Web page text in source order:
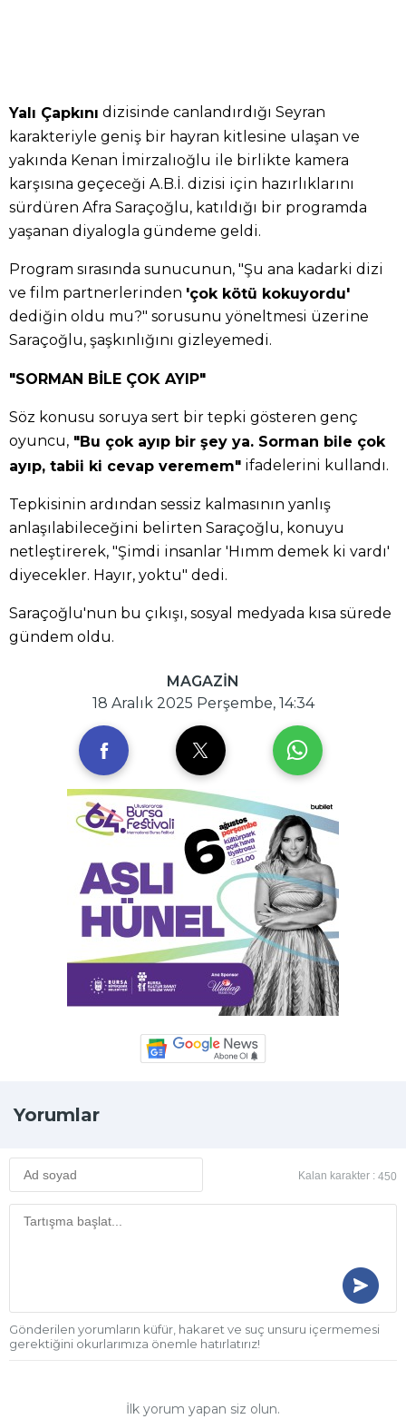
Yalı Çapkını dizisinde canlandırdığı Seyran
karakteriyle geniş bir hayran kitlesine ulaşan ve
yakında Kenan İmirzalıoğlu ile birlikte kamera
karşısına geçeceği A.B.İ. dizisi için hazırlıklarını
sürdüren Afra Saraçoğlu, katıldığı bir programda
yaşanan diyalogla gündeme geldi.
Program sırasında sunucunun, "Şu ana kadarki dizi
ve film partnerlerinden 'çok kötü kokuyordu'
dediğin oldu mu?" sorusunu yöneltmesi üzerine
Saraçoğlu, şaşkınlığını gizleyemedi.
"SORMAN BİLE ÇOK AYIP"
Söz konusu soruya sert bir tepki gösteren genç
oyuncu, "Bu çok ayıp bir şey ya. Sorman bile çok
ayıp, tabii ki cevap veremem" ifadelerini kullandı.
Tepkisinin ardından sessiz kalmasının yanlış
anlaşılabileceğini belirten Saraçoğlu, konuyu
netleştirerek, "Şimdi insanlar 'Hımm demek ki vardı'
diyecekler. Hayır, yoktu" dedi.
Saraçoğlu'nun bu çıkışı, sosyal medyada kısa sürede
gündem oldu.
MAGAZİN
18 Aralık 2025 Perşembe, 14:34
Yorumlar
Kalan karakter : 450
Gönderilen yorumların küfür, hakaret ve suç unsuru içermemesi
gerektiğini okurlarımıza önemle hatırlatırız!
İlk yorum yapan siz olun.